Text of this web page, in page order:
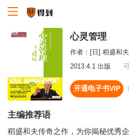
心灵管理
作者： [日] 稻盛和夫
2013.4.1 出版
开通电子书VIP
主编推荐语
稻盛和夫传奇之作，为你揭秘优秀